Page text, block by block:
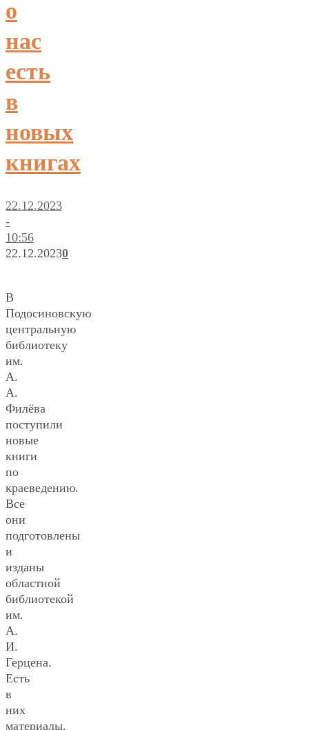
о
нас
есть
в
новых
книгах
22.12.2023
-
10:56
22.12.20230
В
Подосиновскую
центральную
библиотеку
им.
А.
А.
Филёва
поступили
новые
книги
по
краеведению.
Все
они
подготовлены
и
изданы
областной
библиотекой
им.
А.
И.
Герцена.
Есть
в
них
материалы,